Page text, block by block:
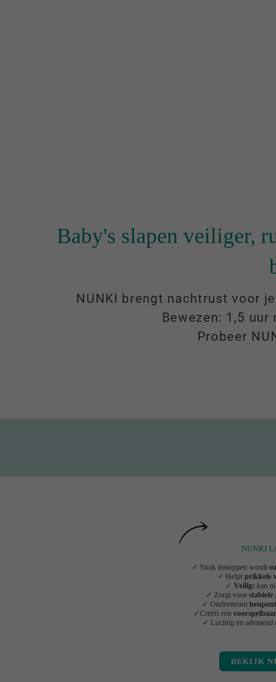
Baby's slapen veiliger,
NUNKI brengt nachtrust voor
Bewezen: 1,5 uur
Probeer
NUNKI
✓ Strak instoppen wordt
✓ Helpt prikkels
✓ Veilig: kan
✓ Zorgt voor stabiele
✓ Ondersteunt
✓Creërt een voorspelbaar
✓ Luchtig en ademend
BEKIJK